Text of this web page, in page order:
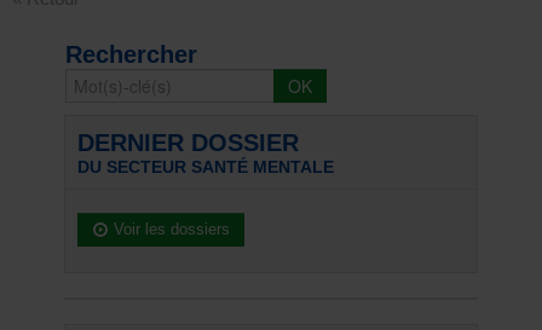
Rechercher
DERNIER DOSSIER
DU SECTEUR SANTÉ MENTALE
Voir les dossiers